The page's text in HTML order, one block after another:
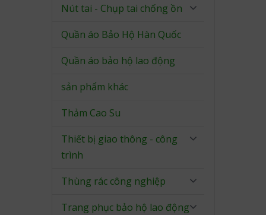
Nút tai - Chụp tai chống ồn
Quần áo Bảo Hộ Hàn Quốc
Quần áo bảo hộ lao động
sản phẩm khác
Thảm Cao Su
Thiết bị giao thông - công
trình
Thùng rác công nghiệp
Trang phục bảo hộ lao động